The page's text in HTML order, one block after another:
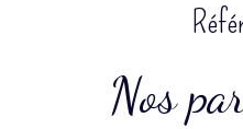
Nos